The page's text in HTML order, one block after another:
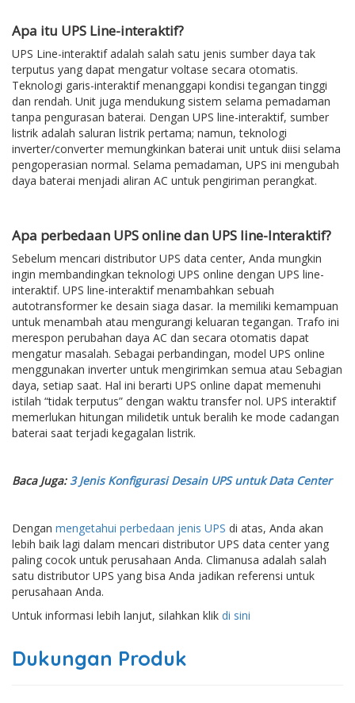
Apa itu UPS Line-interaktif?
UPS Line-interaktif adalah salah satu jenis sumber daya tak
terputus yang dapat mengatur voltase secara otomatis.
Teknologi garis-interaktif menanggapi kondisi tegangan tinggi
dan rendah. Unit juga mendukung sistem selama pemadaman
tanpa pengurasan baterai. Dengan UPS line-interaktif, sumber
listrik adalah saluran listrik pertama; namun, teknologi
inverter/converter memungkinkan baterai unit untuk diisi selama
pengoperasian normal. Selama pemadaman, UPS ini mengubah
daya baterai menjadi aliran AC untuk pengiriman perangkat.
Apa perbedaan UPS online dan UPS line-Interaktif?
Sebelum mencari distributor UPS data center, Anda mungkin
ingin membandingkan teknologi UPS online dengan UPS line-
interaktif. UPS line-interaktif menambahkan sebuah
autotransformer ke desain siaga dasar. Ia memiliki kemampuan
untuk menambah atau mengurangi keluaran tegangan. Trafo ini
merespon perubahan daya AC dan secara otomatis dapat
mengatur masalah. Sebagai perbandingan, model UPS online
menggunakan inverter untuk mengirimkan semua atau Sebagian
daya, setiap saat. Hal ini berarti UPS online dapat memenuhi
istilah “tidak terputus” dengan waktu transfer nol. UPS interaktif
memerlukan hitungan milidetik untuk beralih ke mode cadangan
baterai saat terjadi kegagalan listrik.
Baca Juga:3 Jenis Konfigurasi Desain UPS untuk Data Center
Dengan mengetahui perbedaan jenis UPS di atas, Anda akan
lebih baik lagi dalam mencari distributor UPS data center yang
paling cocok untuk perusahaan Anda. Climanusa adalah salah
satu distributor UPS yang bisa Anda jadikan referensi untuk
perusahaan Anda.
Untuk informasi lebih lanjut, silahkan klik di sini
Dukungan Produk